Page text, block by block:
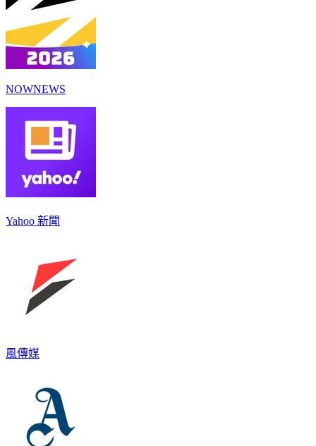
NOWNEWS
Yahoo 新聞
風傳媒